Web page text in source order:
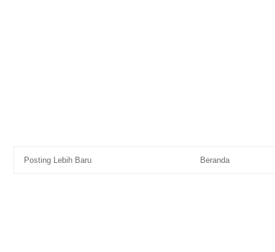
Posting Lebih Baru Beranda